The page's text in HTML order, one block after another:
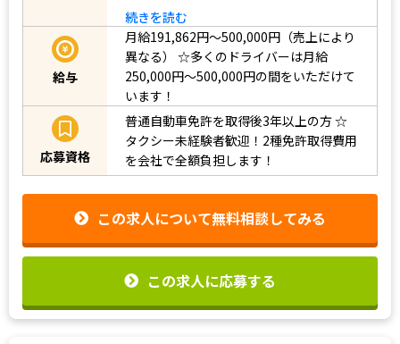
続きを読む
給与
月給191,862円～500,000円（売上により
異なる）
☆多くのドライバーは月給
250,000円～500,000円の間をいただけて
います！
応募資格
普通自動車免許を取得後3年以上の方☆
タクシー未経験者歓迎！2種免許取得費用
を会社で全額負担します！
この求人について無料相談してみる
この求人に応募する